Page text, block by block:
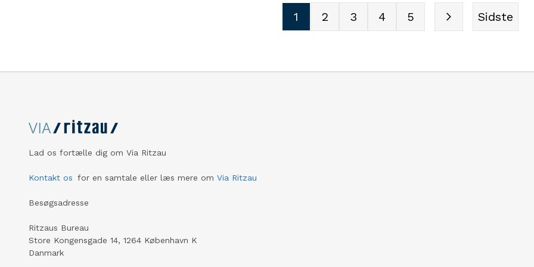
og Rungsted.
1 2 3 4 5 Sidste
Lad os fortælle dig om Via Ritzau
Kontakt os for en samtale eller læs mere om Via Ritzau
Besøgsadresse
Ritzaus Bureau
Store Kongensgade 14, 1264 København K
Danmark